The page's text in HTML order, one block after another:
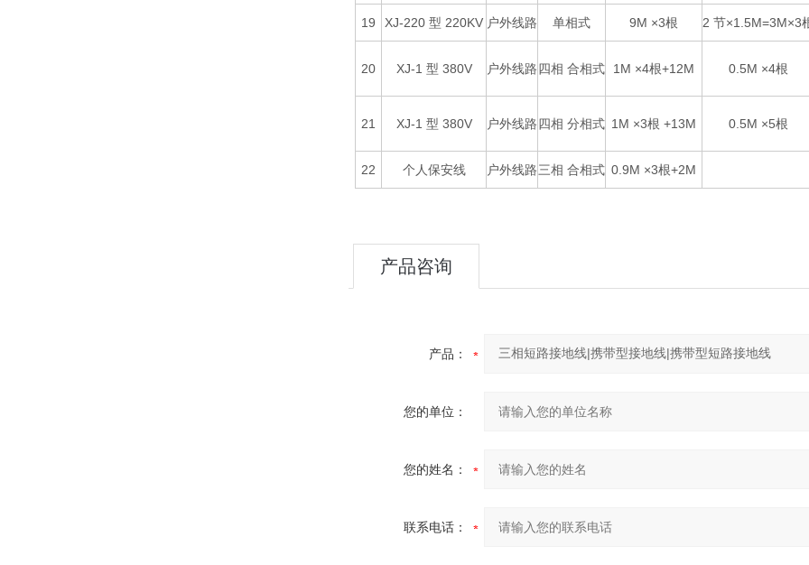
19 XJ-220 型 220KV 户外线路 单相式 9M ×3根 2 节×1.5M=3M×3
20 XJ-1 型 380V 户外线路四相 合相式 1M ×4根+12M 0.5M ×4根
21 XJ-1 型 380V 户外线路四相 分相式 1M ×3根 +13M 0.5M ×5根
22 个人保安线 户外线路三相 合相式 0.9M ×3根+2M
产品咨询
产品：
您的单位：
您的姓名：
联系电话：